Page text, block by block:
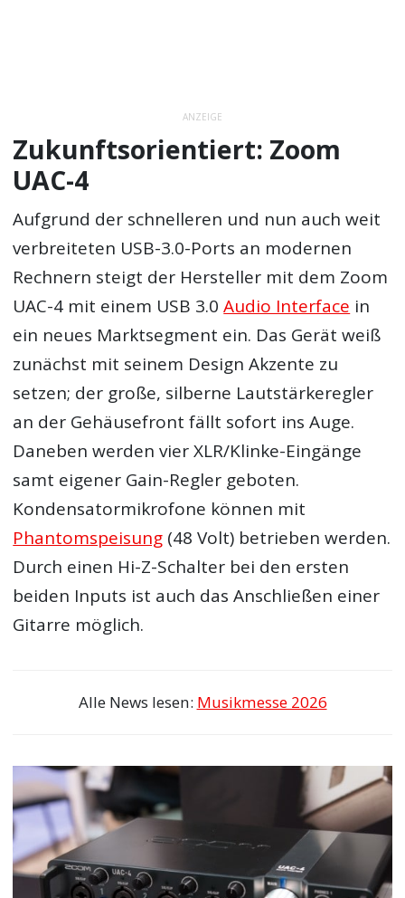
ANZEIGE
Zukunftsorientiert: Zoom
UAC-4
Aufgrund der schnelleren und nun auch weit
verbreiteten USB-3.0-Ports an modernen
Rechnern steigt der Hersteller mit dem Zoom
UAC-4 mit einem USB 3.0Audio Interface in
ein neues Marktsegment ein. Das Gerät weiß
zunächst mit seinem Design Akzente zu
setzen; der große, silberne Lautstärkeregler
an der Gehäusefront fällt sofort ins Auge.
Daneben werden vier XLR/Klinke-Eingänge
samt eigener Gain-Regler geboten.
Kondensatormikrofone können mit
Phantomspeisung (48 Volt) betrieben werden.
Durch einen Hi-Z-Schalter bei den ersten
beiden Inputs ist auch das Anschließen einer
Gitarre möglich.
Alle News lesen: Musikmesse 2026